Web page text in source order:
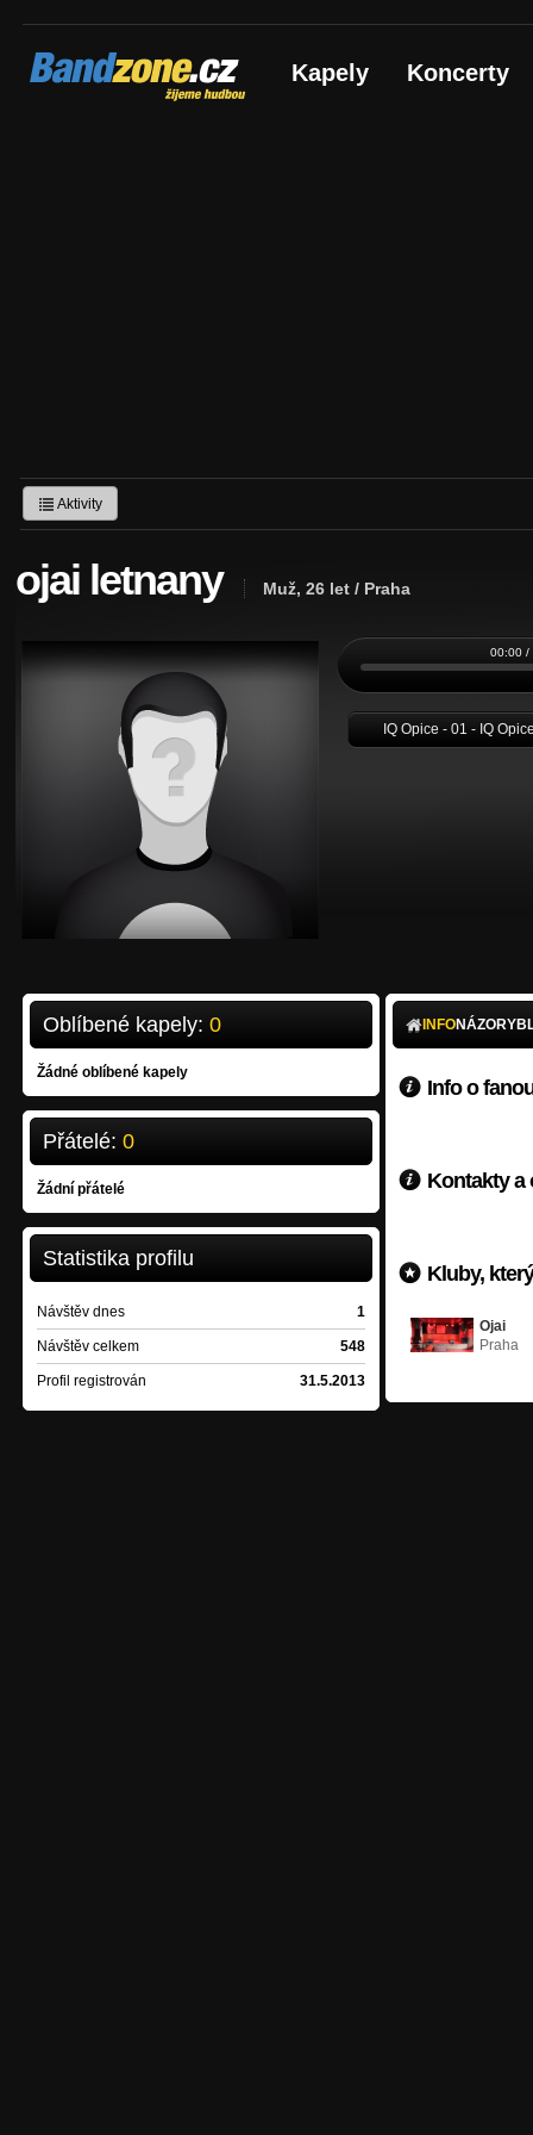
Bandzone.cz
žijeme hudbou Kapely Koncerty
Aktivity
ojai letnany Muž, 26 let / Praha
00:00 /
IQ Opice - 01 - IQ
Oblíbené kapely: 0
Žádné oblíbené kapely
Přátelé: 0
Žádní přátelé
Statistika profilu
Návštěv dnes 1
Návštěv celkem 548
Profil registrován 31.5.2013
INFONÁZORY
Info o
Kontakty a
Kluby,
Ojai
Praha